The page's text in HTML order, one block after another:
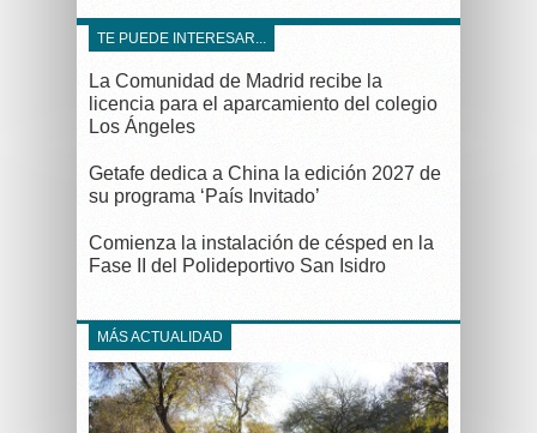
TE PUEDE INTERESAR...
La Comunidad de Madrid recibe la
licencia para el aparcamiento del colegio
Los Ángeles
Getafe dedica a China la edición 2027 de
su programa ‘País Invitado’
Comienza la instalación de césped en la
Fase II del Polideportivo San Isidro
MÁS ACTUALIDAD